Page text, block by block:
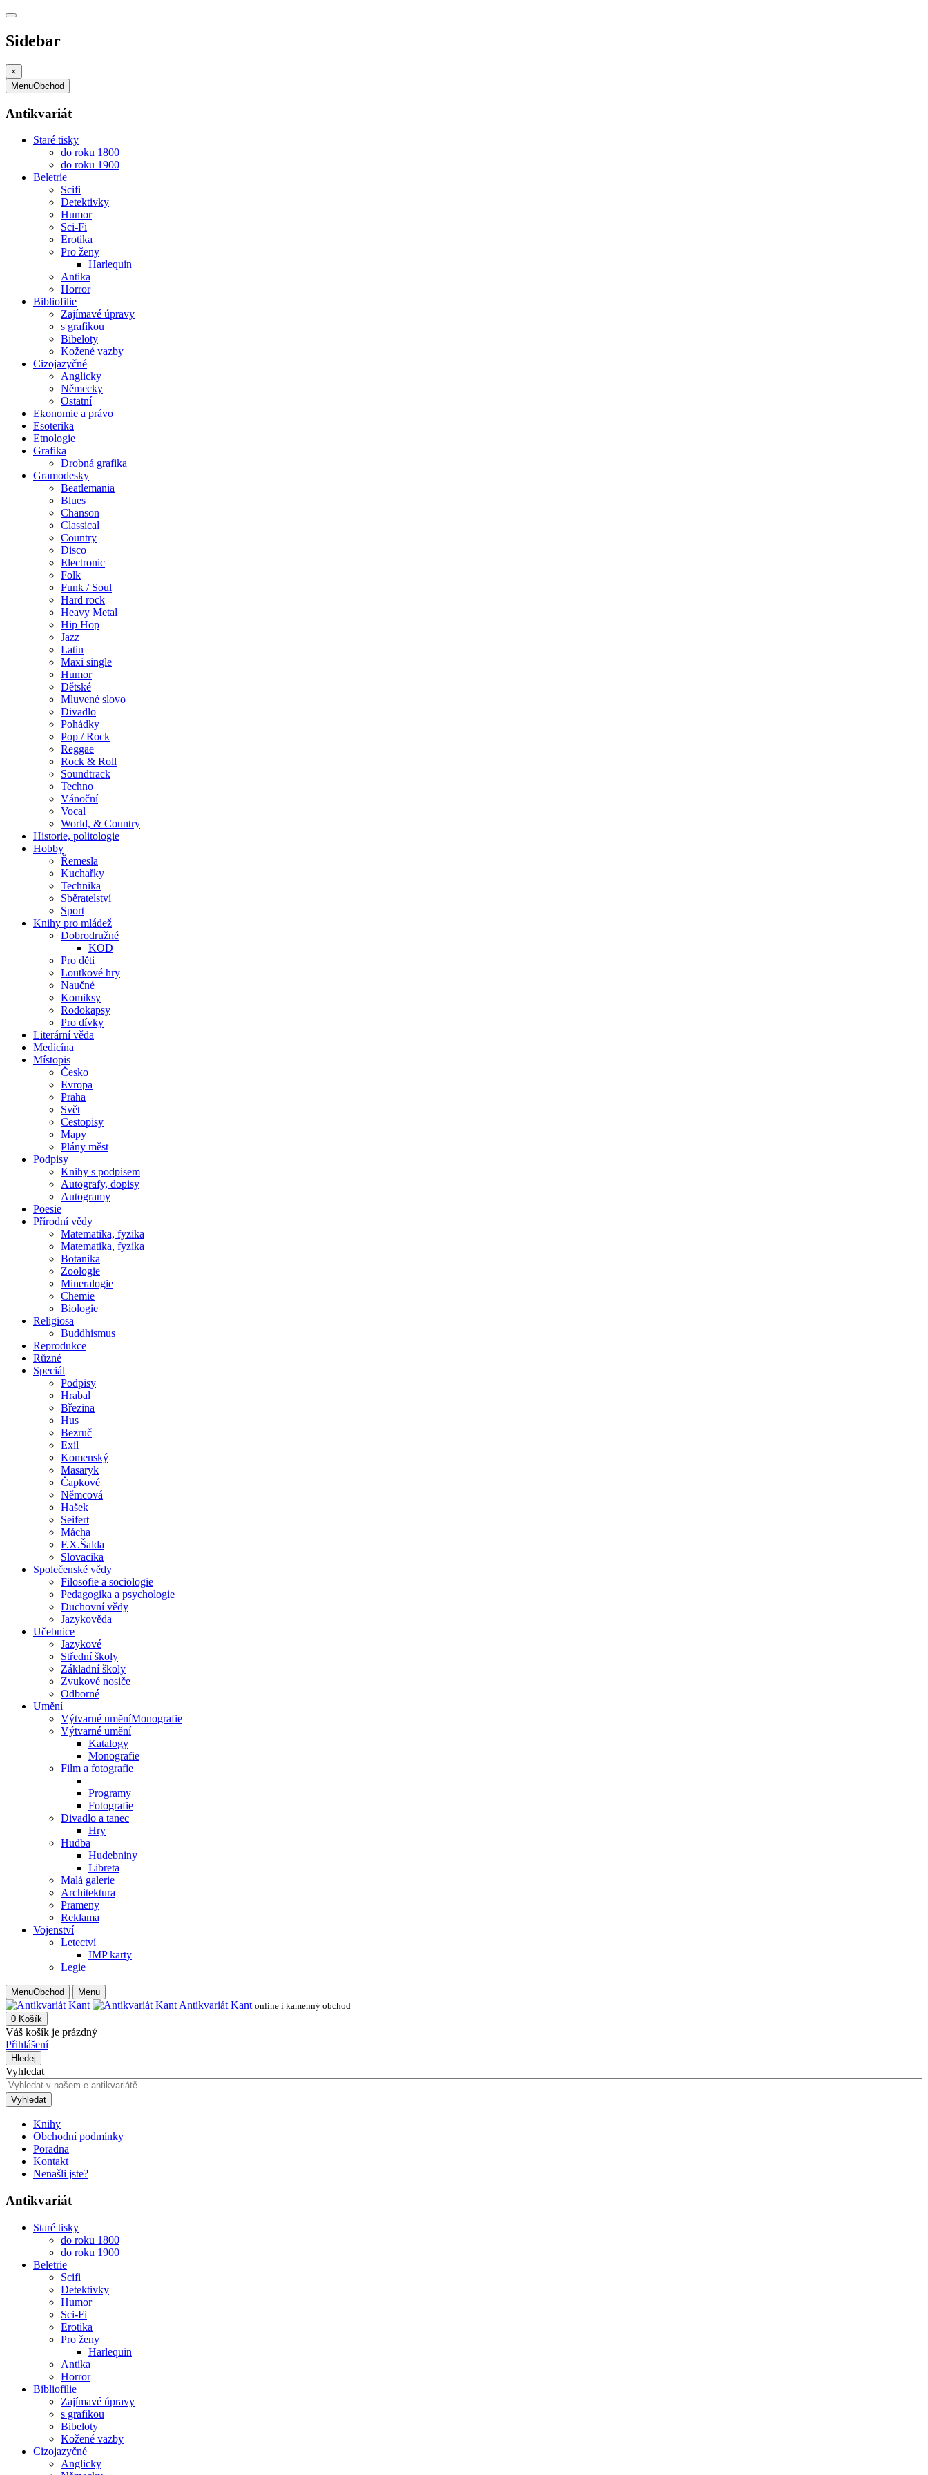
Sidebar
×
MenuObchod
Antikvariát
Staré tisky
do roku 1800
do roku 1900
Beletrie
Scifi
Detektivky
Humor
Sci-Fi
Erotika
Pro ženy
Harlequin
Antika
Horror
Bibliofilie
Zajímavé úpravy
s grafikou
Bibeloty
Kožené vazby
Cizojazyčné
Anglicky
Německy
Ostatní
Ekonomie a právo
Esoterika
Etnologie
Grafika
Drobná grafika
Gramodesky
Beatlemania
Blues
Chanson
Classical
Country
Disco
Electronic
Folk
Funk / Soul
Hard rock
Heavy Metal
Hip Hop
Jazz
Latin
Maxi single
Humor
Dětské
Mluvené slovo
Divadlo
Pohádky
Pop / Rock
Reggae
Rock & Roll
Soundtrack
Techno
Vánoční
Vocal
World, & Country
Historie, politologie
Hobby
Řemesla
Kuchařky
Technika
Sběratelství
Sport
Knihy pro mládež
Dobrodružné
KOD
Pro děti
Loutkové hry
Naučné
Komiksy
Rodokapsy
Pro dívky
Literární věda
Medicína
Místopis
Česko
Evropa
Praha
Svět
Cestopisy
Mapy
Plány měst
Podpisy
Knihy s podpisem
Autografy, dopisy
Autogramy
Poesie
Přírodní vědy
Matematika, fyzika
Matematika, fyzika
Botanika
Zoologie
Mineralogie
Chemie
Biologie
Religiosa
Buddhismus
Reprodukce
Různé
Speciál
Podpisy
Hrabal
Březina
Hus
Bezruč
Exil
Komenský
Masaryk
Čapkové
Němcová
Hašek
Seifert
Mácha
F.X.Šalda
Slovacika
Společenské vědy
Filosofie a sociologie
Pedagogika a psychologie
Duchovní vědy
Jazykověda
Učebnice
Jazykové
Střední školy
Základní školy
Zvukové nosiče
Odborné
Umění
Výtvarné uměníMonografie
Výtvarné umění
Katalogy
Monografie
Film a fotografie
Programy
Fotografie
Divadlo a tanec
Hry
Hudba
Hudebniny
Libreta
Malá galerie
Architektura
Prameny
Reklama
Vojenství
Letectví
IMP karty
Legie
MenuObchod Menu
Antikvariát Kant online i kamenný obchod
0 Košík
Váš košík je prázdný
Přihlášení
Hledej
Vyhledat
Vyhledat
Knihy
Obchodní podmínky
Poradna
Kontakt
Nenašli jste?
Antikvariát
Staré tisky
do roku 1800
do roku 1900
Beletrie
Scifi
Detektivky
Humor
Sci-Fi
Erotika
Pro ženy
Harlequin
Antika
Horror
Bibliofilie
Zajímavé úpravy
s grafikou
Bibeloty
Kožené vazby
Cizojazyčné
Anglicky